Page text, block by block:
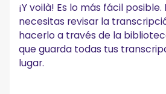
¡Y voilà! Es lo más fácil
necesitas revisar la
hacerlo a través de la
que guarda todas tus
lugar.